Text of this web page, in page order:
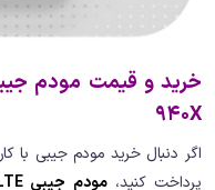
940X
اگر دنبال خرید مودم جیبی با
پرداخت کنید،مودم جیبی 4G/LTE نتربیت مدل NWR-940X